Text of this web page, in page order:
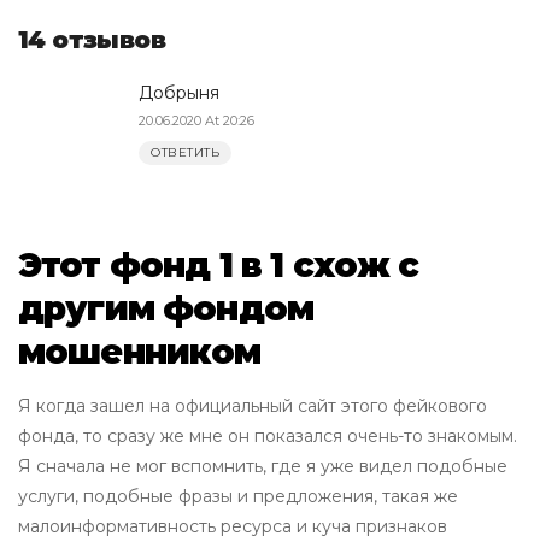
14 отзывов
Добрыня
20.06.2020 At 20:26
ОТВЕТИТЬ
Этот фонд 1 в 1 схож с
другим фондом
мошенником
Я когда зашел на официальный сайт этого фейкового
фонда, то сразу же мне он показался очень-то знакомым.
Я сначала не мог вспомнить, где я уже видел подобные
услуги, подобные фразы и предложения, такая же
малоинформативность ресурса и куча признаков